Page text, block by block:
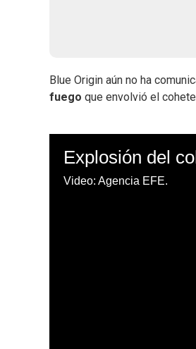
Blue Origin aún no ha
fuego que envolvió el